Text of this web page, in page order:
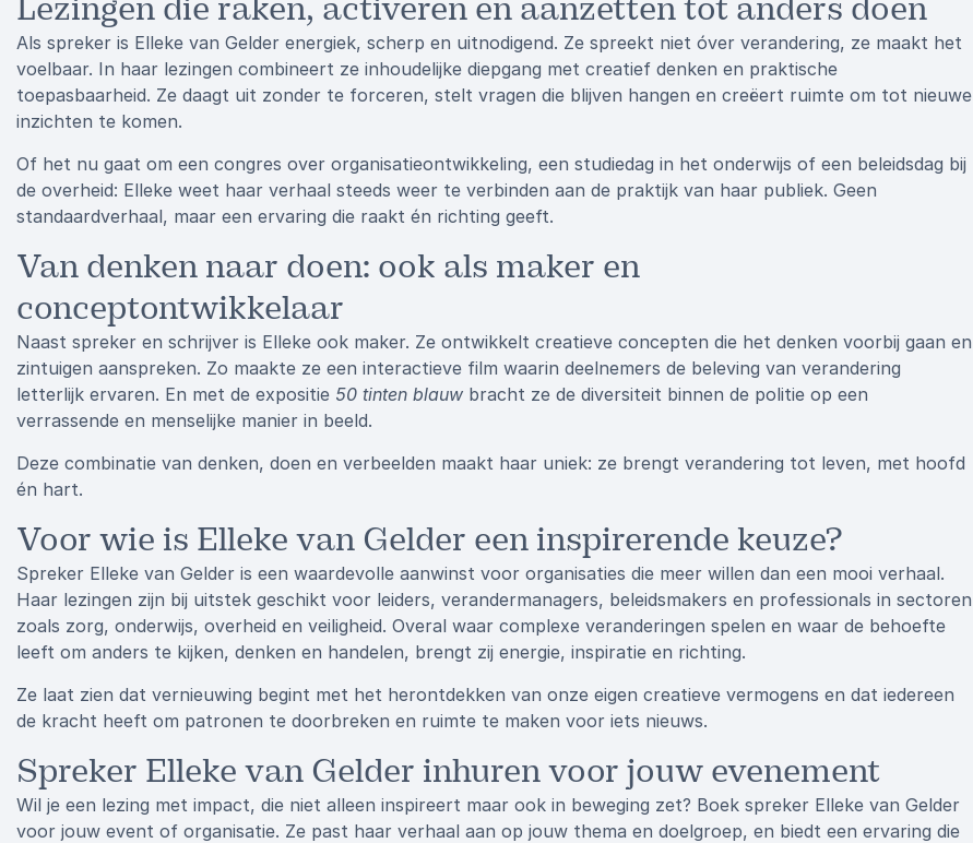
Lezingen die raken, activeren en aanzetten tot anders doen
Als spreker is Elleke van Gelder energiek, scherp en uitnodigend. Ze spreekt niet óver verandering, ze maakt het
voelbaar. In haar lezingen combineert ze inhoudelijke diepgang met creatief denken en praktische
toepasbaarheid. Ze daagt uit zonder te forceren, stelt vragen die blijven hangen en creëert ruimte om tot nieuwe
inzichten te komen.
Of het nu gaat om een congres over organisatieontwikkeling, een studiedag in het onderwijs of een beleidsdag bij
de overheid: Elleke weet haar verhaal steeds weer te verbinden aan de praktijk van haar publiek. Geen
standaardverhaal, maar een ervaring die raakt én richting geeft.
Van denken naar doen: ook als maker en
conceptontwikkelaar
Naast spreker en schrijver is Elleke ook maker. Ze ontwikkelt creatieve concepten die het denken voorbij gaan en
zintuigen aanspreken. Zo maakte ze een interactieve film waarin deelnemers de beleving van verandering
letterlijk ervaren. En met de expositie 50 tinten blauw bracht ze de diversiteit binnen de politie op een
verrassende en menselijke manier in beeld.
Deze combinatie van denken, doen en verbeelden maakt haar uniek: ze brengt verandering tot leven, met hoofd
én hart.
Voor wie is Elleke van Gelder een inspirerende keuze?
Spreker Elleke van Gelder is een waardevolle aanwinst voor organisaties die meer willen dan een mooi verhaal.
Haar lezingen zijn bij uitstek geschikt voor leiders, verandermanagers, beleidsmakers en professionals in sectoren
zoals zorg, onderwijs, overheid en veiligheid. Overal waar complexe veranderingen spelen en waar de behoefte
leeft om anders te kijken, denken en handelen, brengt zij energie, inspiratie en richting.
Ze laat zien dat vernieuwing begint met het herontdekken van onze eigen creatieve vermogens en dat iedereen
de kracht heeft om patronen te doorbreken en ruimte te maken voor iets nieuws.
Spreker Elleke van Gelder inhuren voor jouw evenement
Wil je een lezing met impact, die niet alleen inspireert maar ook in beweging zet? Boek spreker Elleke van Gelder
voor jouw event of organisatie. Ze past haar verhaal aan op jouw thema en doelgroep, en biedt een ervaring die